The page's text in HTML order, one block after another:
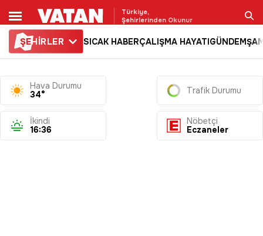
Türkiye,
Şehirlerinden Okunur
ŞEHİRLER SICAK HABERÇALIŞMA HAYATIGÜNDEM
Hava Durumu
34°
Trafik Durumu
İkindi
16:36
Nöbetçi
Eczaneler